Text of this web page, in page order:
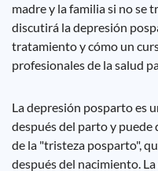
madre y la familia si no se
discutirá la depresión
tratamiento y cómo un
profesionales de la salud
La depresión posparto es
después del parto y puede
de la "tristeza posparto",
después del nacimiento.